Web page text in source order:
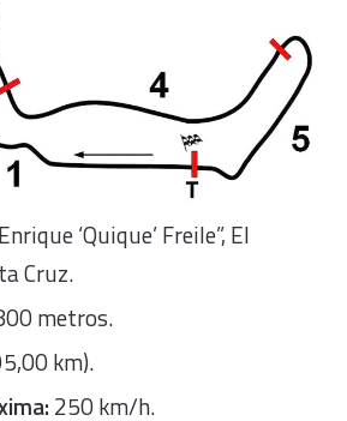
‘Quique’ Freile”, El
Cruz.
metros.
km).
250 km/h.